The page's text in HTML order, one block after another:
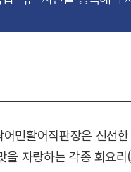
민활어직판장은 신선
을 자랑하는 각종 회요